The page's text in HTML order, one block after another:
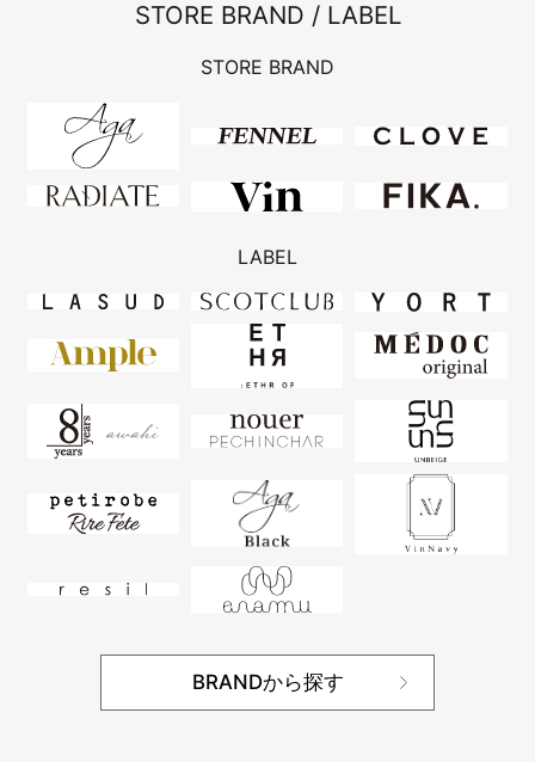
STORE BRAND / LABEL
STORE BRAND
LABEL
BRANDから探す